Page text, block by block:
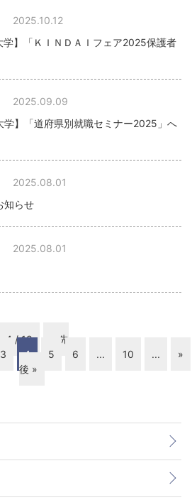
2025.10.12
】「ＫＩＮＤＡＩフェア2025保護者
2025.09.09
】「道府県別就職セミナー2025」へ
2025.08.01
知らせ
2025.08.01
4 / 18
« 先
3 4 5 6 ... 10 ...
»
後 »